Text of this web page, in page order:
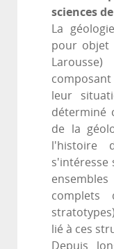
sciences
La
pour objet
leur
déterminé
de la
l'histoire
s'intéresse
complets
lié à ces
Depuis